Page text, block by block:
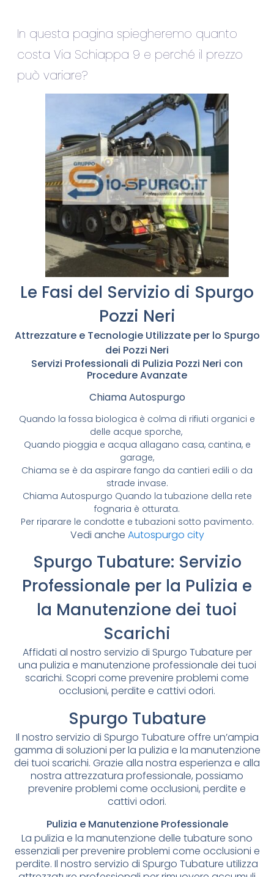
In questa pagina spiegheremo quanto
costa Via Schiappa 9 e perché il prezzo
può variare?
Le Fasi del Servizio di Spurgo
Pozzi Neri
Attrezzature e Tecnologie Utilizzate per lo Spurgo
dei Pozzi Neri
Servizi Professionali di Pulizia Pozzi Neri con
Procedure Avanzate
Chiama Autospurgo
Quando la fossa biologica è colma di rifiuti organici e
delle acque sporche,
Quando pioggia e acqua allagano casa, cantina, e
garage,
Chiama se è da aspirare fango da cantieri edili o da
strade invase.
Chiama Autospurgo Quando la tubazione della rete
fognaria è otturata.
Per riparare le condotte e tubazioni sotto pavimento.
Vedi anche Autospurgo city
Spurgo Tubature: Servizio
Professionale per la Pulizia e
la Manutenzione dei tuoi
Scarichi
Affidati al nostro servizio di Spurgo Tubature per
una pulizia e manutenzione professionale dei tuoi
scarichi. Scopri come prevenire problemi come
occlusioni, perdite e cattivi odori.
Spurgo Tubature
Il nostro servizio di Spurgo Tubature offre un’ampia
gamma di soluzioni per la pulizia e la manutenzione
dei tuoi scarichi. Grazie alla nostra esperienza e alla
nostra attrezzatura professionale, possiamo
prevenire problemi come occlusioni, perdite e
cattivi odori.
Pulizia e Manutenzione Professionale
La pulizia e la manutenzione delle tubature sono
essenziali per prevenire problemi come occlusioni e
perdite. Il nostro servizio di Spurgo Tubature utilizza